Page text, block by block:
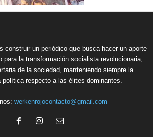
construir un periódico que busca hacer un aporte
para la transformación socialista revolucionaria,
de la sociedad, manteniendo siempre la
política respecto a las élites dominantes.
werkenrojocontacto@gmail.com